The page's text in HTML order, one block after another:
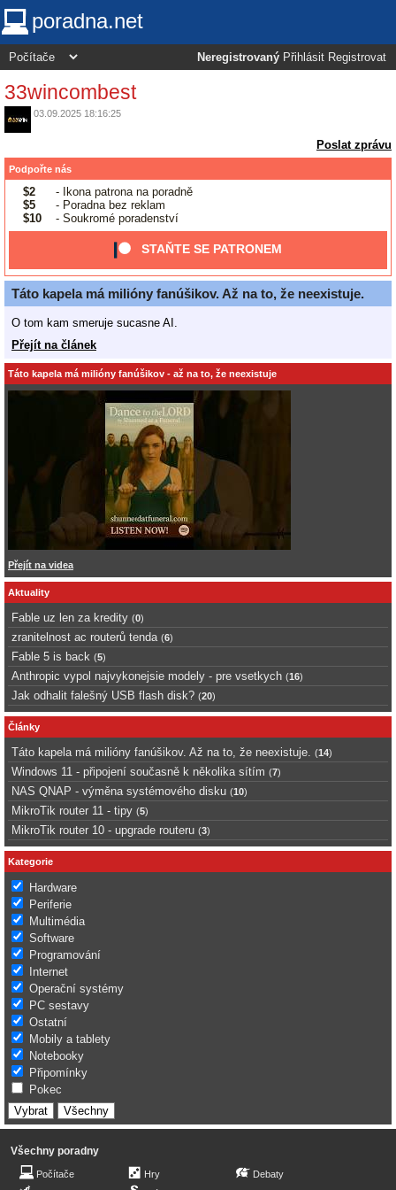
poradna.net
Neregistrovaný Přihlásit Registrovat
33wincombest
03.09.2025 18:16:25
Poslat zprávu
Podpořte nás
$2
- Ikona patrona na poradně
$5
- Poradna bez reklam
$10
- Soukromé poradenství
STAŇTE SE PATRONEM
Táto kapela má milióny fanúšikov. Až na to, že neexistuje.
O tom kam smeruje sucasne AI.
Přejít na článek
Táto kapela má milióny fanúšikov - až na to, že neexistuje
Přejít na videa
Aktuality
Fable uz len za kredity (0)
zranitelnost ac routerů tenda (6)
Fable 5 is back (5)
Anthropic vypol najvykonejsie modely - pre vsetkych (16)
Jak odhalit falešný USB flash disk? (20)
Články
Táto kapela má milióny fanúšikov. Až na to, že neexistuje. (14)
Windows 11 - připojení současně k několika sítím (7)
NAS QNAP - výměna systémového disku (10)
MikroTik router 11 - tipy (5)
MikroTik router 10 - upgrade routeru (3)
Kategorie
Hardware
Periferie
Multimédia
Software
Programování
Internet
Operační systémy
PC sestavy
Ostatní
Mobily a tablety
Notebooky
Připomínky
Pokec
Všechny poradny
Počítače
Hry
Debaty